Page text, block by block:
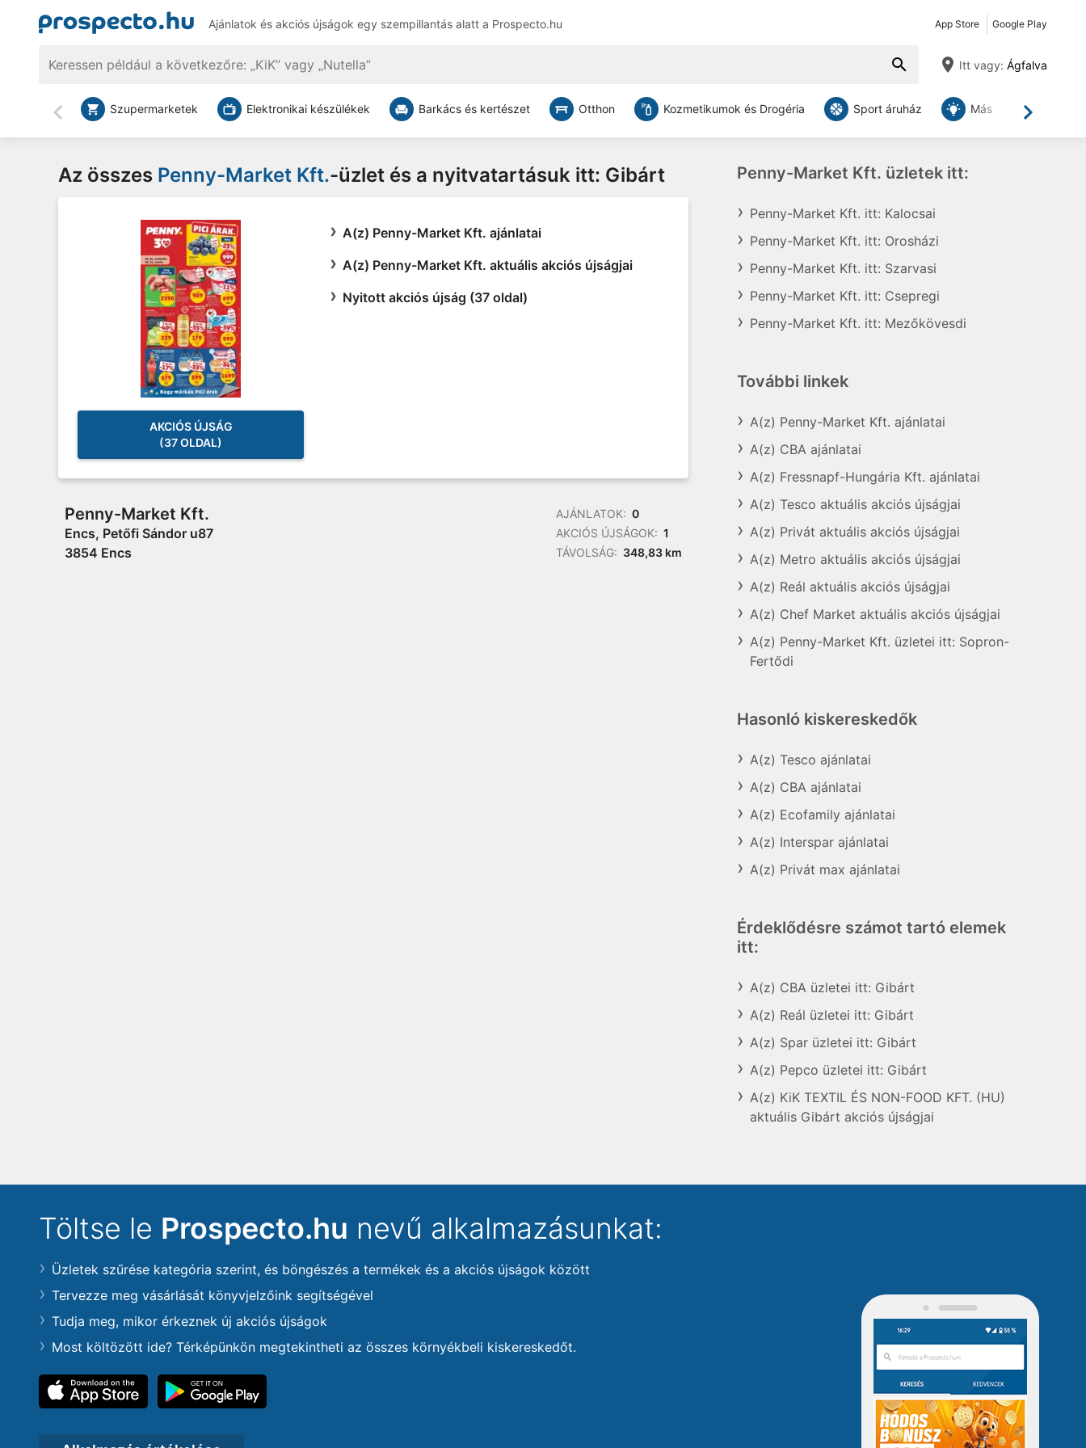
Ajánlatok és akciós újságok egy szempillantás alatt a Prospecto.hu App Store Google Play
Itt vagy: Ágfalva
Vissza Tovább
Szupermarketek Elektronikai készülékek Barkács és kertészet Otthon Kozmetikumok és Drogéria Sport áruház Más
Az összes Penny-Market Kft.-üzlet és a nyitvatartásuk itt: Gibárt
AKCIÓS ÚJSÁG
(37 OLDAL)
A(z) Penny-Market Kft. ajánlatai
A(z) Penny-Market Kft. aktuális akciós újságjai
Nyitott akciós újság (37 oldal)
Penny-Market Kft.
Encs, Petőfi Sándor u87
3854 Encs
AJÁNLATOK: 0
AKCIÓS ÚJSÁGOK: 1
TÁVOLSÁG: 348,83 km
Penny-Market Kft. üzletek itt:
Penny-Market Kft. itt: Kalocsai
Penny-Market Kft. itt: Orosházi
Penny-Market Kft. itt: Szarvasi
Penny-Market Kft. itt: Csepregi
Penny-Market Kft. itt: Mezőkövesdi
További linkek
A(z) Penny-Market Kft. ajánlatai
A(z) CBA ajánlatai
A(z) Fressnapf-Hungária Kft. ajánlatai
A(z) Tesco aktuális akciós újságjai
A(z) Privát aktuális akciós újságjai
A(z) Metro aktuális akciós újságjai
A(z) Reál aktuális akciós újságjai
A(z) Chef Market aktuális akciós újságjai
A(z) Penny-Market Kft. üzletei itt: Sopron-
Fertődi
Hasonló kiskereskedők
A(z) Tesco ajánlatai
A(z) CBA ajánlatai
A(z) Ecofamily ajánlatai
A(z) Interspar ajánlatai
A(z) Privát max ajánlatai
Érdeklődésre számot tartó elemek
itt:
A(z) CBA üzletei itt: Gibárt
A(z) Reál üzletei itt: Gibárt
A(z) Spar üzletei itt: Gibárt
A(z) Pepco üzletei itt: Gibárt
A(z) KiK TEXTIL ÉS NON-FOOD KFT. (HU)
aktuális Gibárt akciós újságjai
Töltse le Prospecto.hu nevű alkalmazásunkat:
Üzletek szűrése kategória szerint, és böngészés a termékek és a akciós újságok között
Tervezze meg vásárlását könyvjelzőink segítségével
Tudja meg, mikor érkeznek új akciós újságok
Most költözött ide? Térképünkön megtekintheti az összes környékbeli kiskereskedőt.